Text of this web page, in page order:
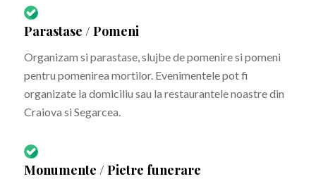
Parastase / Pomeni
Organizam si parastase, slujbe de pomenire si pomeni
pentru pomenirea mortilor. Evenimentele pot fi
organizate la domiciliu sau la restaurantele noastre din
Craiova si Segarcea.
Monumente / Pietre funerare